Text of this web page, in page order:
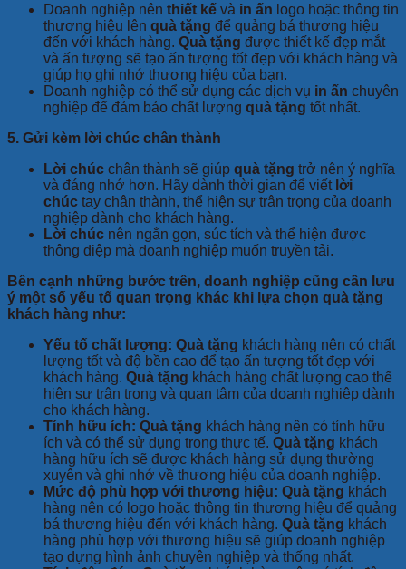
Doanh nghiệp nên thiết kế và in ấn logo hoặc thông tin
thương hiệu lên quà tặng để quảng bá thương hiệu
đến với khách hàng. Quà tặng được thiết kế đẹp mắt
và ấn tượng sẽ tạo ấn tượng tốt đẹp với khách hàng và
giúp họ ghi nhớ thương hiệu của bạn.
Doanh nghiệp có thể sử dụng các dịch vụ in ấn chuyên
nghiệp để đảm bảo chất lượng quà tặng tốt nhất.
5. Gửi kèm lời chúc chân thành
Lời chúc chân thành sẽ giúp quà tặng trở nên ý nghĩa
và đáng nhớ hơn. Hãy dành thời gian để viết lời
chúc tay chân thành, thể hiện sự trân trọng của doanh
nghiệp dành cho khách hàng.
Lời chúc nên ngắn gọn, súc tích và thể hiện được
thông điệp mà doanh nghiệp muốn truyền tải.
Bên cạnh những bước trên, doanh nghiệp cũng cần lưu
ý một số yếu tố quan trọng khác khi lựa chọn quà tặng
khách hàng như:
Yếu tố chất lượng: Quà tặng khách hàng nên có chất
lượng tốt và độ bền cao để tạo ấn tượng tốt đẹp với
khách hàng. Quà tặng khách hàng chất lượng cao thể
hiện sự trân trọng và quan tâm của doanh nghiệp dành
cho khách hàng.
Tính hữu ích: Quà tặng khách hàng nên có tính hữu
ích và có thể sử dụng trong thực tế. Quà tặng khách
hàng hữu ích sẽ được khách hàng sử dụng thường
xuyên và ghi nhớ về thương hiệu của doanh nghiệp.
Mức độ phù hợp với thương hiệu: Quà tặng khách
hàng nên có logo hoặc thông tin thương hiệu để quảng
bá thương hiệu đến với khách hàng. Quà tặng khách
hàng phù hợp với thương hiệu sẽ giúp doanh nghiệp
tạo dựng hình ảnh chuyên nghiệp và thống nhất.